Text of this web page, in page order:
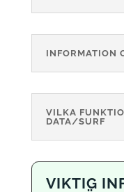
INFORMATION
VILKA
DATA/SURF
VIKTIG